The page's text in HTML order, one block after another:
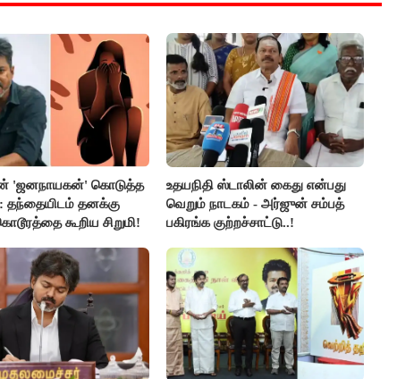
'ஜனநாயகன்' கொடுத்த
தந்தையிடம் தனக்கு
கூறிய சிறுமி!
உதயநிதி ஸ்டாலின் கைது என்பது
வெறும் நாடகம் - அர்ஜுன் சம்பத்
பகிரங்க குற்றச்சாட்டு..!